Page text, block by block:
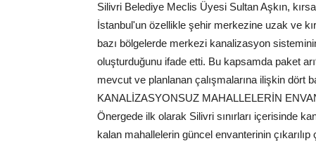
Silivri Belediye Meclis Üyesi Sultan Aşkın,
İstanbul'un özellikle şehir merkezine uzak ve
bazı bölgelerde merkezi kanalizasyon
oluşturduğunu ifade etti. Bu kapsamda paket
mevcut ve planlanan çalışmalarına ilişkin dört
KANALİZASYONSUZ MAHALLELERİN
Önergede ilk olarak Silivri sınırları içerisinde
kalan mahallelerin güncel envanterinin çıkarılıp